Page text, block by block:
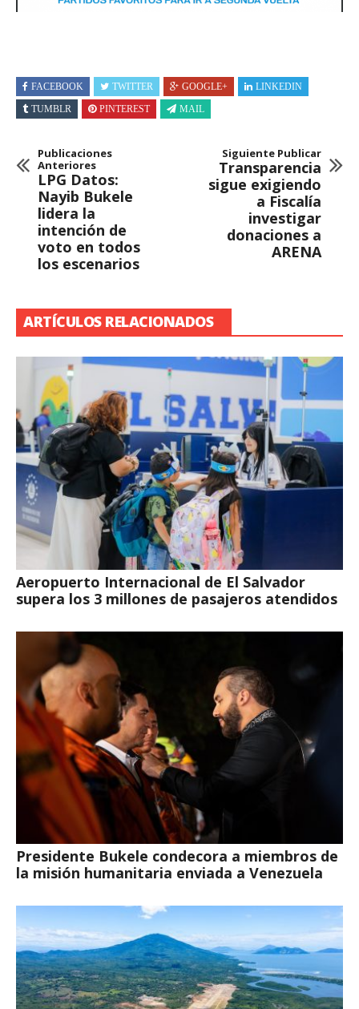
FACEBOOK TWITTER GOOGLE+
LINKEDIN
TUMBLR
PINTEREST MAIL
Publicaciones
Anteriores
LPG Datos:
Nayib Bukele
lidera la
intención de
voto en todos
los escenarios
Siguiente Publicar
Transparencia
sigue exigiendo
a Fiscalía
investigar
donaciones a
ARENA
ARTÍCULOS RELACIONADOS
Aeropuerto Internacional de El Salvador
supera los 3 millones de pasajeros atendidos
Presidente Bukele condecora a miembros de
la misión humanitaria enviada a Venezuela